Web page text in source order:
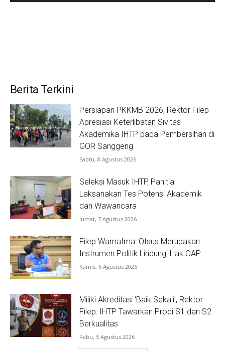
Berita Terkini
Persiapan PKKMB 2026, Rektor Filep
Apresiasi Keterlibatan Sivitas
Akademika IHTP pada Pembersihan di
GOR Sanggeng
Sabtu, 8 Agustus 2026
Seleksi Masuk IHTP, Panitia
Laksanakan Tes Potensi Akademik
dan Wawancara
Jumat, 7 Agustus 2026
Filep Wamafma: Otsus Merupakan
Instrumen Politik Lindungi Hak OAP
Kamis, 6 Agustus 2026
Miliki Akreditasi ‘Baik Sekali’, Rektor
Filep: IHTP Tawarkan Prodi S1 dan S2
Berkualitas
Rabu, 5 Agustus 2026